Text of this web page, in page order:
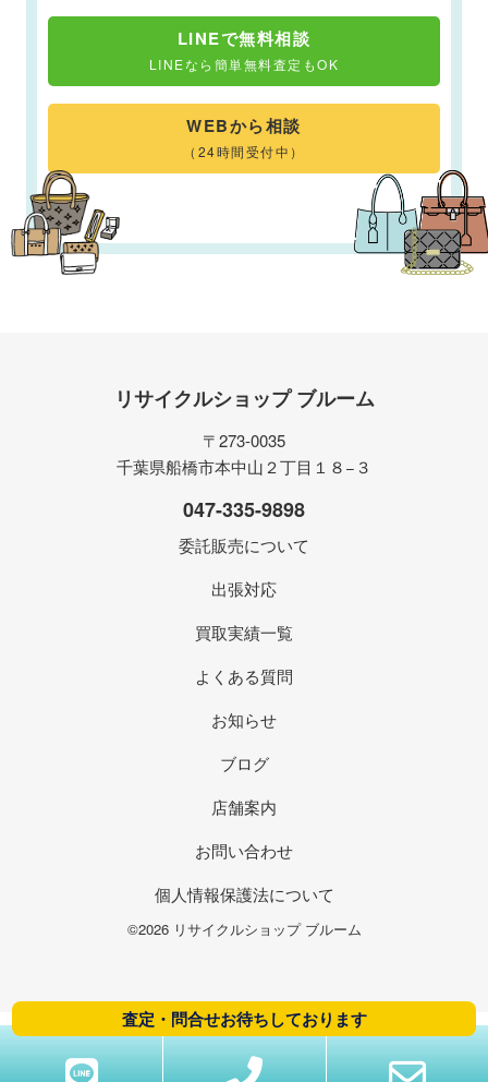
LINEで無料相談
LINEなら簡単無料査定もOK
WEBから相談
（24時間受付中）
リサイクルショップ ブルーム
〒273-0035
千葉県船橋市本中山２丁目１８−３
047-335-9898
委託販売について
出張対応
買取実績一覧
よくある質問
お知らせ
ブログ
店舗案内
お問い合わせ
個人情報保護法について
©2026 リサイクルショップ ブルーム
査定・問合せお待ちしております